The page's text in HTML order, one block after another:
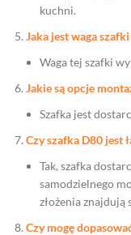
kuchni.
Jaka jest waga
Waga tej szafki
Jakie są opcje
Szafka jest
Czy szafka D80 jest
Tak, szafka
samodzielnego
złożenia znajdują
Czy mogę